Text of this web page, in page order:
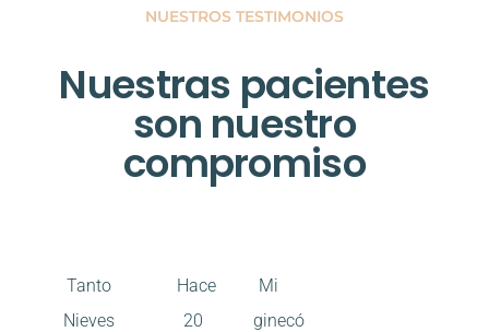
NUESTROS TESTIMONIOS
Nuestras pacientes
son nuestro
compromiso
Tanto
Nieves
Hace
20
Mi
ginecóloga